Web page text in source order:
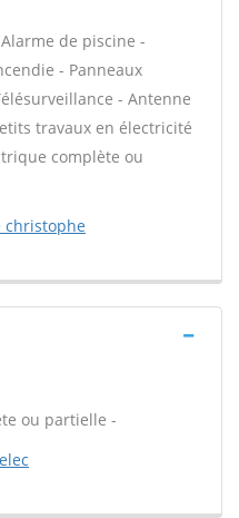
de piscine -
- Panneaux
- Antenne
travaux en électricité
complète ou
christophe
ou partielle -